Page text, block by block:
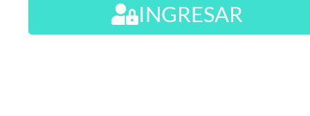
INGRESAR